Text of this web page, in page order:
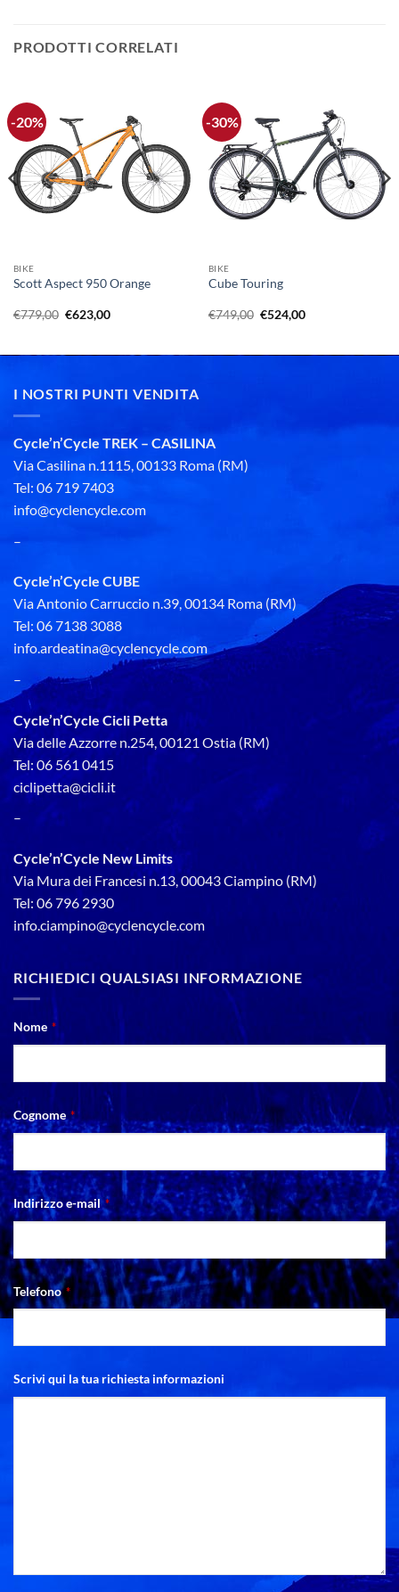
PRODOTTI CORRELATI
-20%
BIKE
Scott Aspect 950 Orange
€779,00 Il
prezzo
€779,00.
€623,00Il
€623,00.
-30%
BIKE
Cube Touring
€749,00 Il
prezzo
€749,00.
€524,00Il
€524,00.
I NOSTRI PUNTI VENDITA
Cycle’n’Cycle TREK – CASILINA
Via Casilina n.1115, 00133 Roma (RM)
Tel: 06 719 7403
info@cyclencycle.com
–
Cycle’n’Cycle CUBE
Via Antonio Carruccio n.39, 00134 Roma (RM)
Tel: 06 7138 3088
info.ardeatina@cyclencycle.com
–
Cycle’n’Cycle Cicli Petta
Via delle Azzorre n.254, 00121 Ostia (RM)
Tel: 06 561 0415
ciclipetta@cicli.it
–
Cycle’n’Cycle New Limits
Via Mura dei Francesi n.13, 00043 Ciampino (RM)
Tel: 06 796 2930
info.ciampino@cyclencycle.com
RICHIEDICI QUALSIASI INFORMAZIONE
Nome *
Cognome *
Indirizzo e-mail *
Telefono *
Scrivi qui la tua richiesta informazioni